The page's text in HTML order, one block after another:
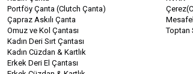
Portföy Çanta (Clutch Çanta)
Çapraz Askılı Çanta
Omuz ve Kol Çantası
Kadın Deri Sırt Çantası
Kadın Cüzdan & Kartlık
Erkek Deri El Çantası
Toptan